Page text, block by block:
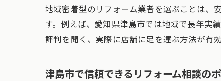
地域密着型のリフォーム業者を選ぶことは、
す。例えば、愛知県津島市では地域で長年実
評判を聞く、実際に店舗に足を運ぶ方法が有
津島市で信頼できるリフォーム相談の